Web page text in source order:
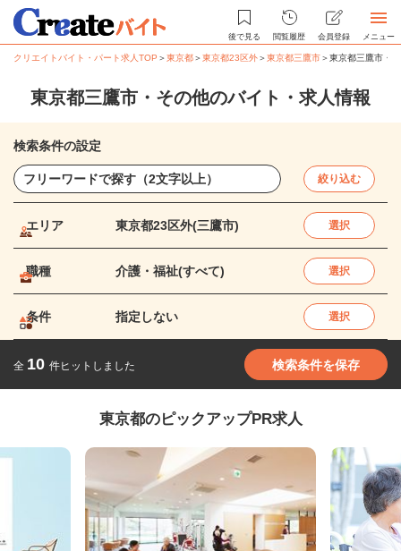
後で見る 閲覧履歴 会員登録 メニュー
クリエイトバイト・パート求人TOP ＞東京都＞東京都23区外＞東京都三鷹市＞東京都三鷹市・
東京都三鷹市・その他のバイト・求人情報
検索条件の設定
絞り込む
エリア 東京都23区外(三鷹市) 選択
職種 介護・福祉(すべて) 選択
条件 指定しない 選択
全 10 件ヒットしました 検索条件を保存
東京都のピックアップPR求人